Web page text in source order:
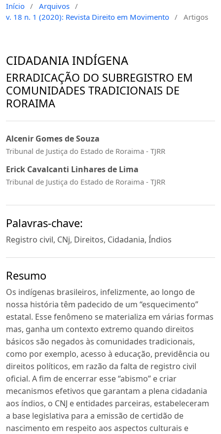
Início / Arquivos /
v. 18 n. 1 (2020): Revista Direito em Movimento / Artigos
CIDADANIA INDÍGENA
ERRADICAÇÃO DO SUBREGISTRO EM
COMUNIDADES TRADICIONAIS DE
RORAIMA
Alcenir Gomes de Souza
Tribunal de Justiça do Estado de Roraima - TJRR
Erick Cavalcanti Linhares de Lima
Tribunal de Justiça do Estado de Roraima - TJRR
Palavras-chave:
Registro civil, CNj, Direitos, Cidadania, Índios
Resumo
Os indígenas brasileiros, infelizmente, ao longo de
nossa história têm padecido de um “esquecimento”
estatal. Esse fenômeno se materializa em várias formas
mas, ganha um contexto extremo quando direitos
básicos são negados às comunidades tradicionais,
como por exemplo, acesso à educação, previdência ou
direitos políticos, em razão da falta de registro civil
oficial. A fim de encerrar esse “abismo” e criar
mecanismos efetivos que garantam a plena cidadania
aos índios, o CNJ e entidades parceiras, estabeleceram
a base legislativa para a emissão de certidão de
nascimento em respeito aos aspectos culturais e